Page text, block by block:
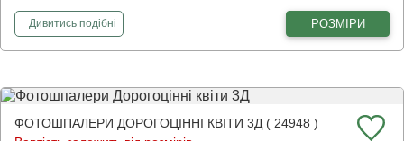
Дивитисьфотошпалери
подібні РОЗМІРИ
ФОТОШПАЛЕРИ ДОРОГОЦІННІ КВІТИ 3Д ( 24948 )